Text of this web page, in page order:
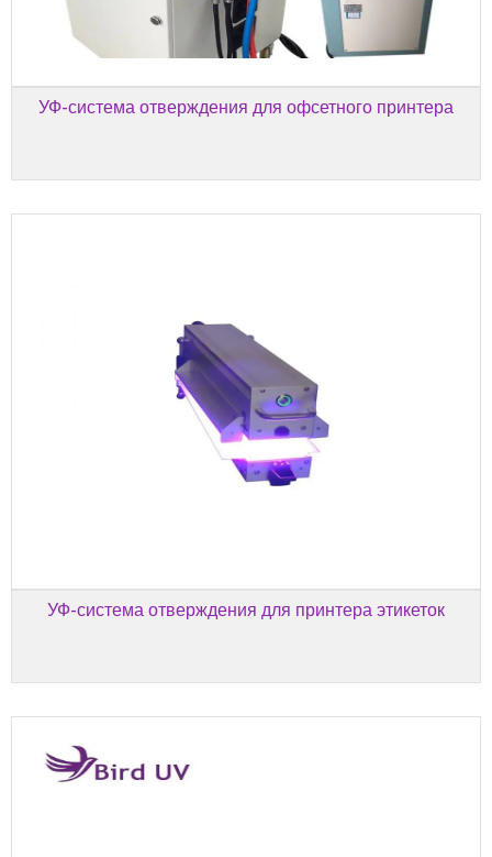
УФ-система отверждения для офсетного принтера
УФ-система отверждения для принтера этикеток